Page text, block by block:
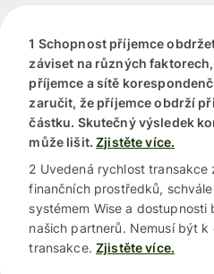
1 Schopnost příjemce
záviset na různých
příjemce a sítě
zaručit, že příjemce obdrží
částku. Skutečný výsledek
může lišit. Zjistěte více.
2 Uvedená rychlost transakce
finančních prostředků,
systémem Wise a dostupnosti
našich partnerů. Nemusí být
transakce. Zjistěte více.